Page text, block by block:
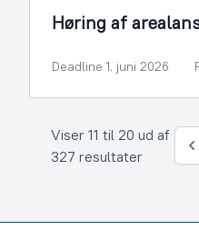
Høring af
Deadline 1. juni 2026
Viser 11 til 20 ud af
327 resultater